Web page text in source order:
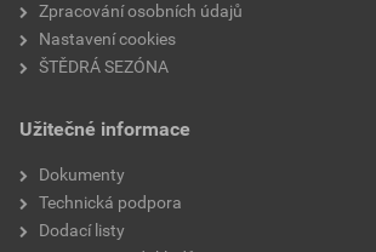
Zpracování osobních údajů
Nastavení cookies
ŠTĚDRÁ SEZÓNA
Užitečné informace
Dokumenty
Technická podpora
Dodací listy